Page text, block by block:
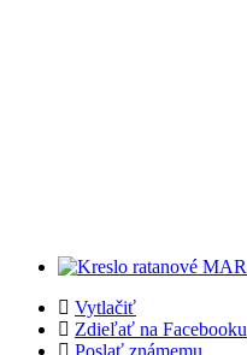
Vytlačiť
Zdieľať na Facebooku
Poslať známemu